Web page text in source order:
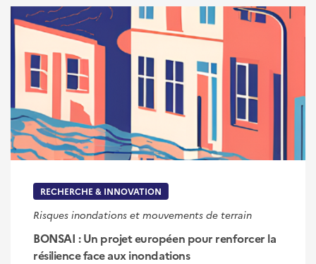
RECHERCHE & INNOVATION
Risques inondations et mouvements de terrain
BONSAI : Un projet européen pour renforcer la
résilience face aux inondations